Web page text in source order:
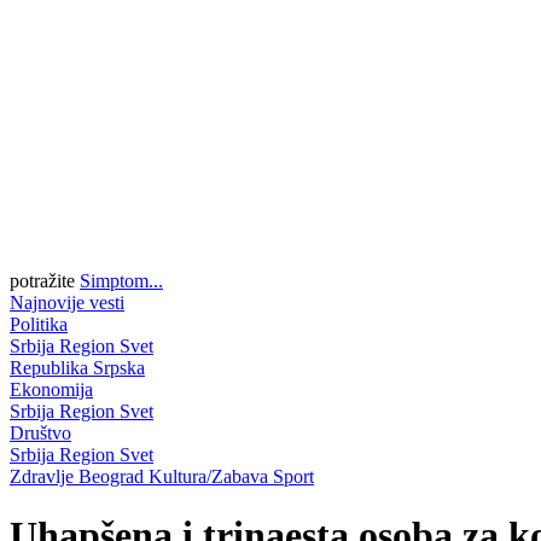
potražite Simptom...
Najnovije vesti
Politika
Srbija Region Svet
Republika Srpska
Ekonomija
Srbija Region Svet
Društvo
Srbija Region Svet
Zdravlje Beograd Kultura/Zabava Sport